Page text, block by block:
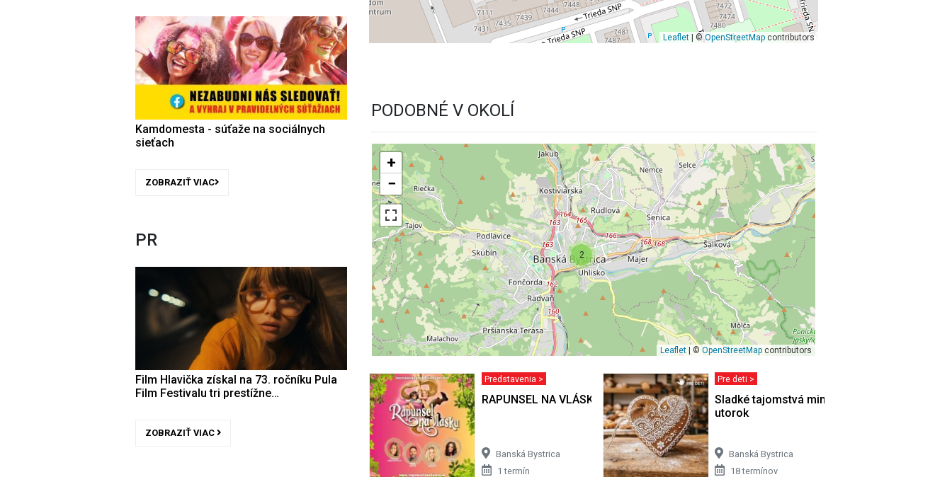
Kamdomesta - súťaže na sociálnych
sieťach
ZOBRAZIŤ VIAC
PR
Film Hlavička získal na 73. ročníku Pula
Film Festivalu tri prestížne…
ZOBRAZIŤ VIAC
Leaflet| ©OpenStreetMapcontributors
PODOBNÉ V OKOLÍ
2
+
−
Leaflet | ©OpenStreetMap contributors
Predstavenia >
RAPUNSEL NA VLÁSKU
Banská Bystrica
1 termín
Pre deti >
Sladké tajomstvá minulosti/ každý
utorok
Banská Bystrica
18 termínov